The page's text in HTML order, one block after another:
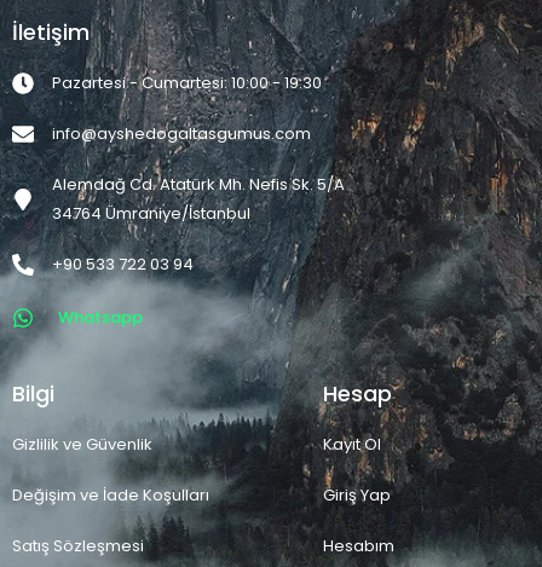
İletişim
Pazartesi - Cumartesi: 10:00 - 19:30
info@ayshedogaltasgumus.com
Alemdağ Cd. Atatürk Mh. Nefis Sk. 5/A
34764 Ümraniye/İstanbul
+90 533 722 03 94
Whatsapp
Bilgi
Gizlilik ve Güvenlik
Değişim ve İade Koşulları
Satış Sözleşmesi
Hesap
Kayıt Ol
Giriş Yap
Hesabım